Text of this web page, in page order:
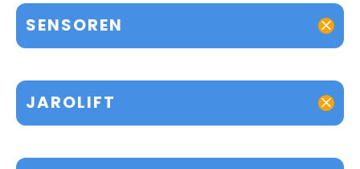
SENSOREN
JAROLIFT